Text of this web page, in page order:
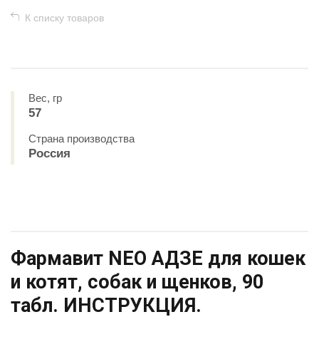
К списку товаров
Вес, гр
57
Страна производства
Россия
Фармавит NEO АДЗЕ для кошек
и котят, собак и щенков, 90
табл. ИНСТРУКЦИЯ.